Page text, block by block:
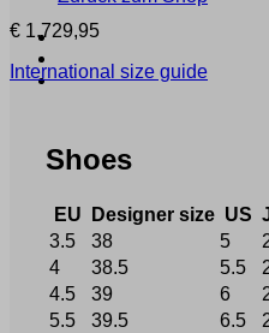
€ 1.729,95
International size guide
Shoes
EU Designer size US
3.5
38 5
4
38.5 5.5
4.5
39 6
5.5
39.5 6.5